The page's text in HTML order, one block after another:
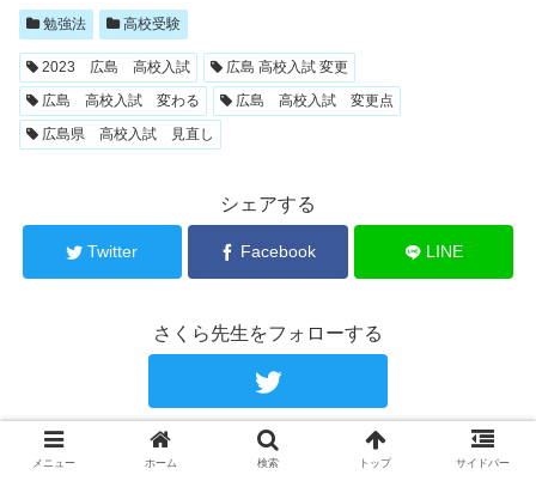
勉強法 高校受験
2023 広島 高校入試
広島 高校入試 変更
広島 高校入試 変わる
広島 高校入試 変更点
広島県 高校入試 見直し
シェアする
Twitter Facebook LINE
さくら先生をフォローする
さくら先生
メニュー ホーム 検索 トップ サイドバー